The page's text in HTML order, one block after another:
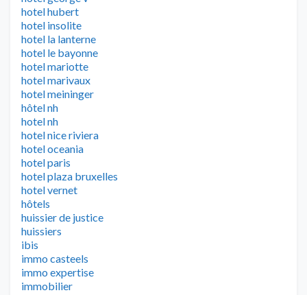
hotel hubert
hotel insolite
hotel la lanterne
hotel le bayonne
hotel mariotte
hotel marivaux
hotel meininger
hôtel nh
hotel nh
hotel nice riviera
hotel oceania
hotel paris
hotel plaza bruxelles
hotel vernet
hôtels
huissier de justice
huissiers
ibis
immo casteels
immo expertise
immobilier